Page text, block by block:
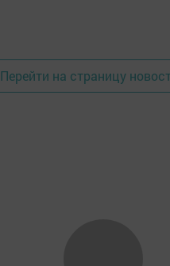
Перейти на страницу